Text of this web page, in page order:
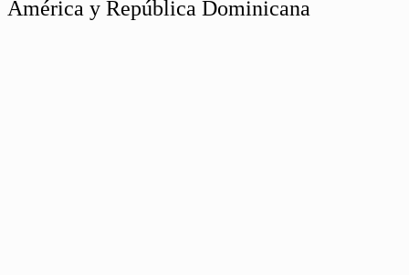
América y República Dominicana